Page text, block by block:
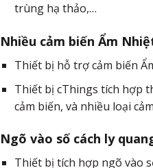
trùng hạ thảo,…
Nhiều cảm biến Ẩm
Thiết bị hỗ trợ cảm biến
Thiết bị cThings tích hợp
cảm biến, và nhiều loại
Ngõ vào số cách ly
Thiết bị tích hợp ngõ vào